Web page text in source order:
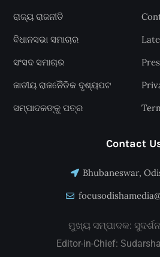
ରାଜ୍ୟ ରାଜନୀତି
ବିଧାନସଭା ସମାଚାର
ସଂସଦ ସମାଚାର
ଜାତୀୟ ରାଜନୈତିକ ଦୃଶ୍ୟପଟ
ସମ୍ପାଦକଙ୍କୁ ପତ୍ର
Contact
Bhubaneswar,
ମୁଖ୍ୟ ସମ୍ପାଦକ:
Editor-in-Chief: